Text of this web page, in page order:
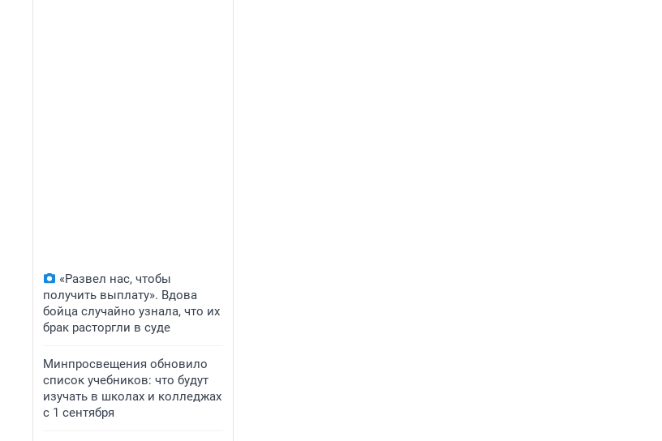
«Развел нас, чтобы
получить выплату». Вдова
бойца случайно узнала, что их
брак расторгли в суде
Минпросвещения обновило
список учебников: что будут
изучать в школах и колледжах
с 1 сентября